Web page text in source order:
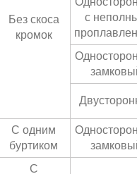
Без скоса
кромок
с
С одним
буртиком
С